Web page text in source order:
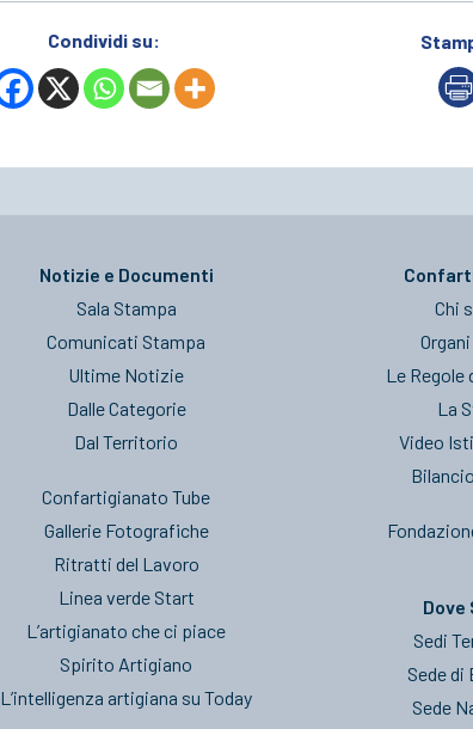
Condividi su:
Notizie e Documenti
Sala Stampa
Comunicati Stampa
Ultime Notizie
Dalle Categorie
Dal Territorio
Confartigianato Tube
Gallerie Fotografiche
Ritratti del Lavoro
Linea verde Start
L’artigianato che ci piace
Spirito Artigiano
L’intelligenza artigiana su Today
Chi
Le Regole
La
Video
Dove
Sedi
Sede di
Sede